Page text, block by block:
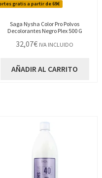
gratis a partir de 69€
Saga Nysha Color Pro Polvos
Decolorantes Negro Plex 500 G
32,07€ IVA INCLUIDO
AÑADIR AL CARRITO